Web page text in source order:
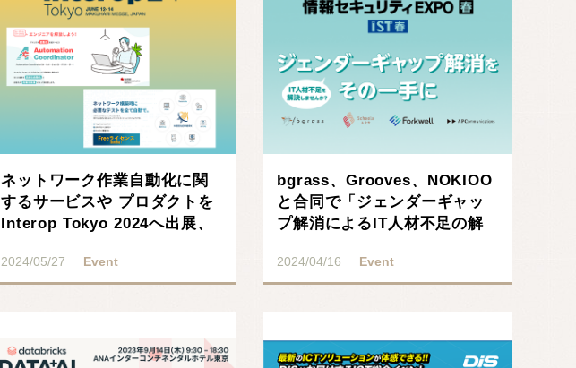
ネットワーク作業自動化に関
するサービスや プロダクトを
Interop Tokyo 2024へ出展、
2024/05/27 Event
bgrass、Grooves、NOKIOO
と合同で「ジェンダーギャッ
プ解消によるIT人材不足の解
2024/04/16 Event